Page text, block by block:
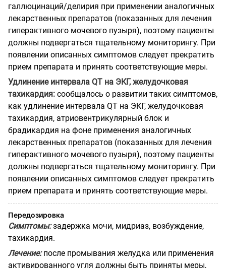
галлюцинаций/делирия при применении аналогичных
лекарственных препаратов (показанных для лечения
гиперактивного мочевого пузыря), поэтому пациенты
должны подвергаться тщательному мониторингу. При
появлении описанных симптомов следует прекратить
прием препарата и принять соответствующие меры.
Удлинение интервала QT на ЭКГ, желудочковая
тахикардия: сообщалось о развитии таких симптомов,
как удлинение интервала QT на ЭКГ, желудочковая
тахикардия, атриовентрикулярный блок и
брадикардия на фоне применения аналогичных
лекарственных препаратов (показанных для лечения
гиперактивного мочевого пузыря), поэтому пациенты
должны подвергаться тщательному мониторингу. При
появлении описанных симптомов следует прекратить
прием препарата и принять соответствующие меры.
Передозировка
Симптомы:задержка мочи, мидриаз, возбуждение,
тахикардия.
Лечение:после промывания желудка или применения
активированного угля должны быть приняты меры,